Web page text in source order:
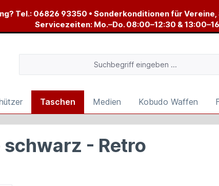
Tel.: 06826 93350 • Sonderkonditionen für
Servicezeiten: Mo.–Do. 08:00–12:30 &
Taschen Medien Kobudo Waffen
- Retro